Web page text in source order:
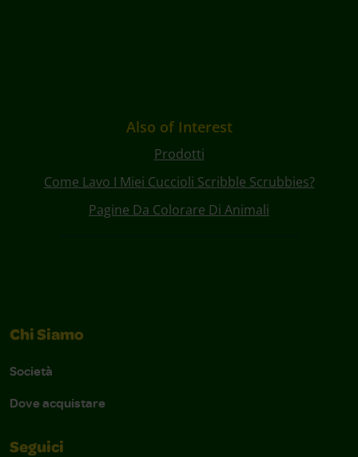
Also of Interest
Prodotti
Come Lavo I Miei Cuccioli Scribble Scrubbies?
Pagine Da Colorare Di Animali
Chi Siamo
Società
Dove acquistare
Seguici